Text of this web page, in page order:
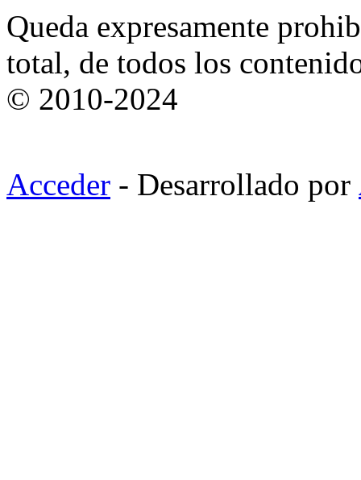
Queda expresamente
total, de todos los
© 2010-2024
Acceder - Desarrollado por